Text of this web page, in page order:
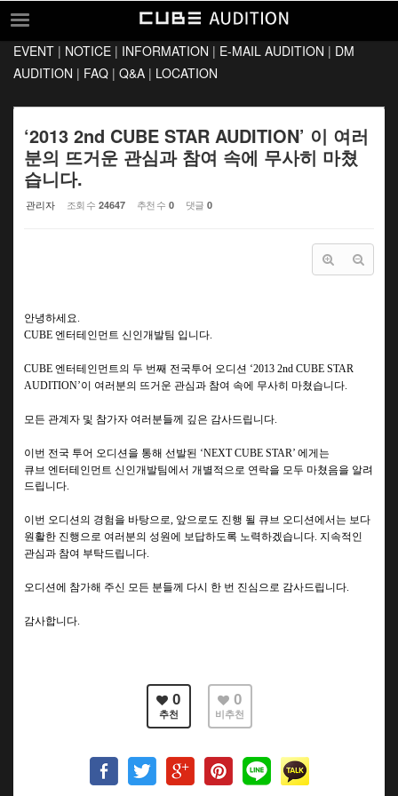
EVENT
INFORMATION
E-MAIL AUDITION
DM AUDITION
EVENT | NOTICE | INFORMATION | E-MAIL AUDITION | DM
AUDITION | FAQ | Q&A | LOCATION
‘2013 2nd CUBE STAR AUDITION’ 이 여러
분의 뜨거운 관심과 참여 속에 무사히 마쳤
습니다.
관리자 조회 수 24647 추천 수 0 댓글 0
안녕하세요 .
CUBE 엔터테인먼트 신인개발팀 입니다.
CUBE 엔터테인먼트의 두 번째 전국투어 오디션 ‘2013 2nd CUBE STAR
AUDITION’이 여러분의 뜨거운 관심과 참여 속에 무사히 마쳤습니다.
모든 관계자 및 참가자 여러분들께 깊은 감사드립니다.
이번 전국 투어 오디션을 통해 선발된 ‘NEXT CUBE STAR’ 에게는
큐브 엔터테인먼트 신인개발팀에서 개별적으로 연락을 모두 마쳤음을 알려
드립니다.
이번 오디션의 경험을 바탕으로, 앞으로도 진행 될 큐브 오디션에서는 보다
원활한 진행으로 여러분의 성원에 보답하도록 노력하겠습니다. 지속적인
관심과 참여 부탁드립니다.
오디션에 참가해 주신 모든 분들께 다시 한 번 진심으로 감사드립니다.
감사합니다.
0
추천
0
비추천